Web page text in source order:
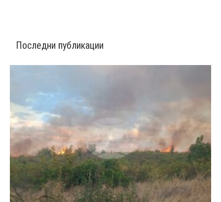
Последни публикации